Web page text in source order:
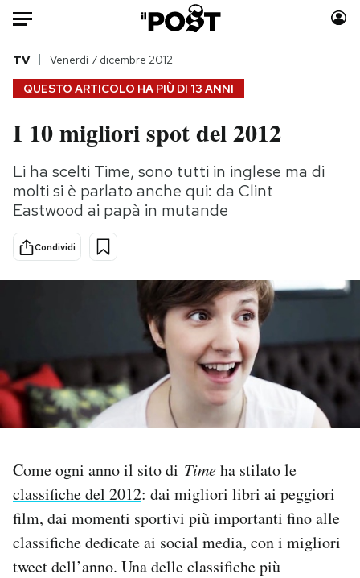
HOME
Italia
Politica
Tecnologia
Scienza
Moda
Consumismi
Storie/Idee
Altrecose
Mondiali calcio 2026
PODCAST
I MIEI PREFERITI
SHOP
QUESTO ARTICOLO HA PIÙ DI 13 ANNI
TV Venerdì 7 dicembre 2012
I 10 migliori spot del 2012
Li ha scelti Time, sono tutti in inglese ma di
molti si è parlato anche qui: da Clint
Eastwood ai papà in mutande
Condividi
Come ogni anno il sito di Timeha stilato le
classifiche del 2012: dai migliori libri ai peggiori
film, dai momenti sportivi più importanti fino alle
classifiche dedicate ai social media, con i migliori
tweet dell’anno. Una delle classifiche più